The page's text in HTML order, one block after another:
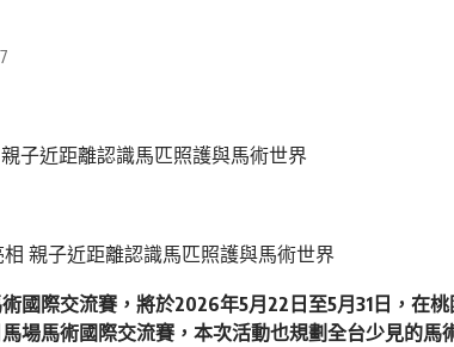
國際交流賽，將於2026年5月22日至5月31日，在
場馬術國際交流賽，本次活動也規劃全台少見的馬